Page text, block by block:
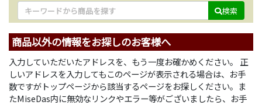
検索
商品以外の情報をお探しのお客様へ
入力していただいたアドレスを、もう一度お確かめください。 正
しいアドレスを入力してもこのページが表示される場合は、お手
数ですがトップページから該当するページをお探しください。ま
たMiseDas内に無効なリンクやエラー等がございましたら、お手